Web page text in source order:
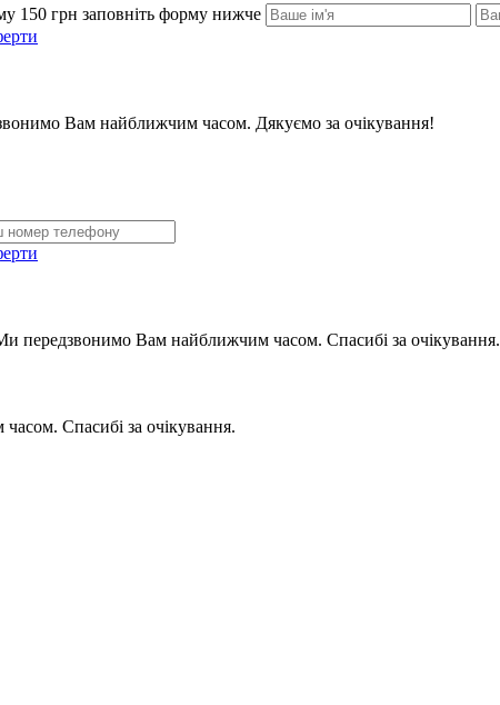
150 грн заповніть форму нижче
Вам найближчим часом. Дякуємо за очікування!
передзвонимо Вам найближчим часом. Спасибі за очікування.
Спасибі за очікування.